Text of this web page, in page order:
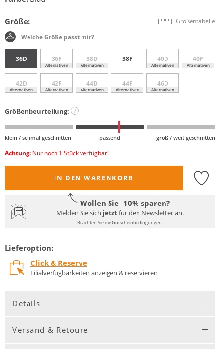
Größe: Größentabelle
Welche Größe passt mir?
36D 36F
Alternativen
38D
Alternativen
38F 40D
Alternativen
40F
Alternativen
42D
Alternativen
42F
Alternativen
44D
Alternativen
44F
Alternativen
46D
Alternativen
Größenbeurteilung: ?
klein / schmal geschnitten passend groß / weit geschnitten
Achtung: Nur noch 1 Stück verfügbar!
IN DEN WARENKORB
Wollen Sie -10% sparen?
Melden Sie sich jetztfür den Newsletter an.
Beachten Sie die Gutscheinbedingungen.
Lieferoption:
Click & Reserve
Filialverfügbarkeiten anzeigen & reservieren
Details
Versand & Retoure